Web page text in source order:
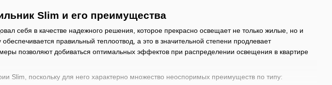
Slim и его преимущества
себя в качестве надежного решения, которое прекрасно освещает не только жилые, но и
правильный теплоотвод, а это в значительной степени продлевает
позволяют добиваться оптимальных эффектов при распределении освещения в квартире
Slim, поскольку для него характерно множество неоспоримых преимуществ по типу: